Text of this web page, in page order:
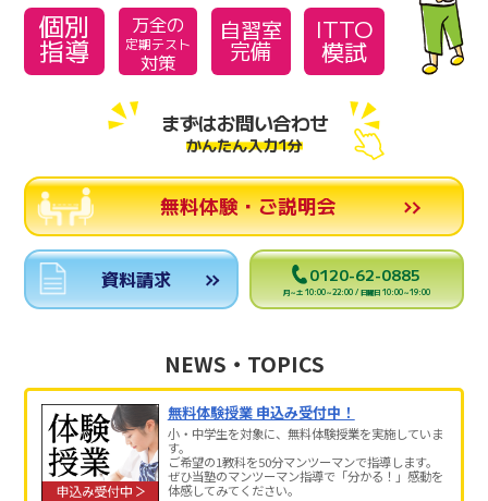
個別
指導
万全の
定期テスト
対策
自習室
完備
ITTO
模試
まずはお問い合わせ
かんたん入力1分
無料体験・ご説明会
資料請求 0120-62-0885
月～土 10:00～22:00 / 日曜日 10:00～19:00
NEWS・TOPICS
無料体験授業 申込み受付中！
小・中学生を対象に、無料体験授業を実施していま
す。
ご希望の1教科を50分マンツーマンで指導します。
ぜひ当塾のマンツーマン指導で「分かる！」感動を
体感してみてください。